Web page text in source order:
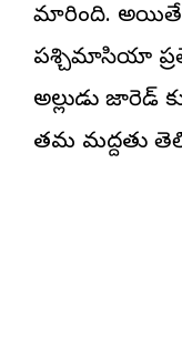
మారింది. అయితే,
పశ్చిమాసియా
అల్లుడు జారెడ్‌
తమ మద్దతు